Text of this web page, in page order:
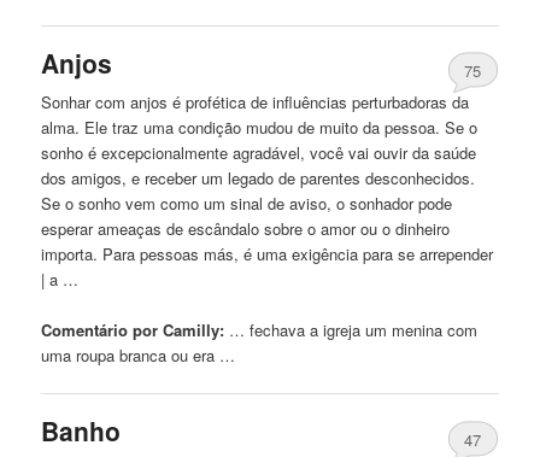
Anjos
75
Sonhar com anjos é proféticade influências perturbadoras da
alma. Ele traz uma condição mudoude muito da pessoa. Se o
sonho é excepcionalmente agradável, você vai ouvir da saúde
dos amigos, e receberum legadode parentes desconhecidos.
Se o sonho vem comoum sinalde aviso, o sonhador pode
esperar ameaçasde escândalo sobre o amor ou o dinheiro
importa. Para pessoas más, é uma exigência para se arrepender
| a …
Comentário por Camilly: … fechava a igrejaum menina com
uma roupa branca ou era …
Banho
47